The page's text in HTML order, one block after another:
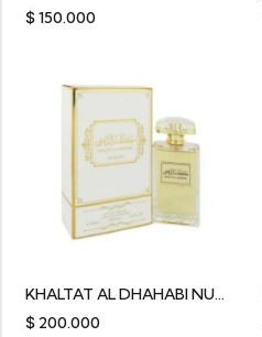
$150.000
KHALTAT AL DHAHABI NUSUK
$200.000